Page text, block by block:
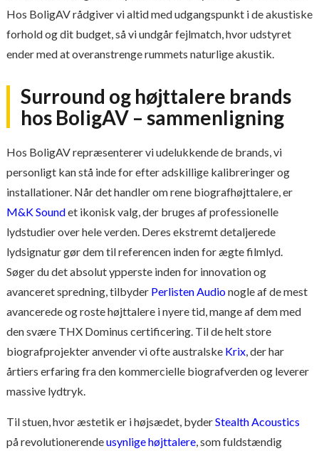
Hos BoligAV rådgiver vi altid med udgangspunkt i de akustiske
forhold og dit budget, så vi undgår fejlmatch, hvor udstyret
ender med at overanstrenge rummets naturlige akustik.
Surround og højttalere brands
hos BoligAV – sammenligning
Hos BoligAV repræsenterer vi udelukkende de brands, vi
personligt kan stå inde for efter adskillige kalibreringer og
installationer. Når det handler om rene biografhøjttalere, er
M&K Soundet ikonisk valg, der bruges af professionelle
lydstudier over hele verden. Deres ekstremt detaljerede
lydsignatur gør dem til referencen inden for ægte filmlyd.
Søger du det absolut ypperste inden for innovation og
avanceret spredning, tilbyder Perlisten Audionogle af de mest
avancerede og roste højttalere i nyere tid, mange af dem med
den svære THX Dominus certificering. Til de helt store
biografprojekter anvender vi ofte australske Krix, der har
årtiers erfaring fra den kommercielle biografverden og leverer
massive lydtryk.
Til stuen, hvor æstetik er i højsædet, byderStealth Acoustics
på revolutionerendeusynlige højttalere, som fuldstændig